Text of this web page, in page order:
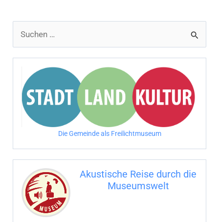
u
c
Die Gemeinde als Freilichtmuseum
MUSEUM
Akustische Reise durch die
Museumswelt